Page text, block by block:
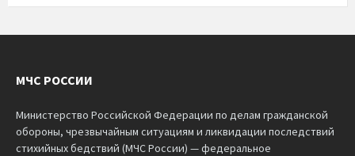
МЧС РОССИИ
Министерство Российской Федерации по делам гражданской
обороны, чрезвычайным ситуациям и ликвидации последствий
стихийных бедствий (МЧС России) — федеральное